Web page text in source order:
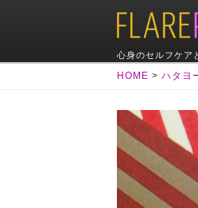
心身のセルフケア
HOME > ハタヨ